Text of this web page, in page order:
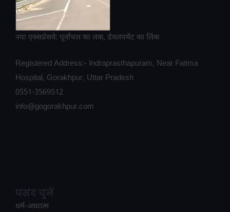
नया एक्सप्रेसवे: पूर्वांचल का लक, डेवलपमेंट का लिंक
Registered Address:- Indraprasthapuram, Near Fatima
Hospital, Gorakhpur, Uttar Pradesh
0551-3569512
info@gogorakhpur.com
धर्म-अध्यात्म